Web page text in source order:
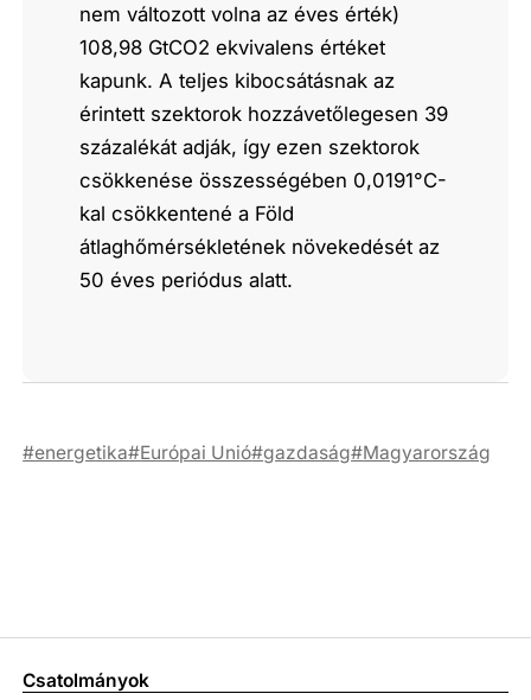
nem változott volna az éves érték)
108,98 GtCO2 ekvivalens értéket
kapunk. A teljes kibocsátásnak az
érintett szektorok hozzávetőlegesen 39
százalékát adják, így ezen szektorok
csökkenése összességében 0,0191°C-
kal csökkentené a Föld
átlaghőmérsékletének növekedését az
50 éves periódus alatt.
energetika Európai Unió gazdaság Magyarország
Csatolmányok